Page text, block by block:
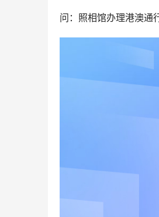
问：照相馆办理港澳通